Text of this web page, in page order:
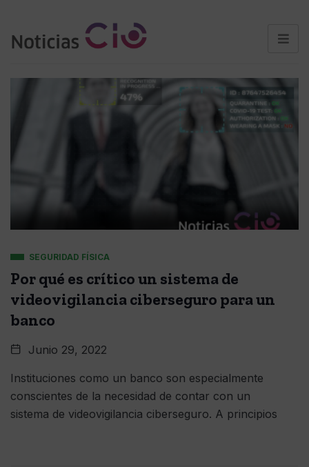
SEGURIDAD FÍSICA
Por qué es crítico un sistema de
videovigilancia ciberseguro para un
banco
Junio 29, 2022
Instituciones como un banco son especialmente
conscientes de la necesidad de contar con un
sistema de videovigilancia ciberseguro. A principios